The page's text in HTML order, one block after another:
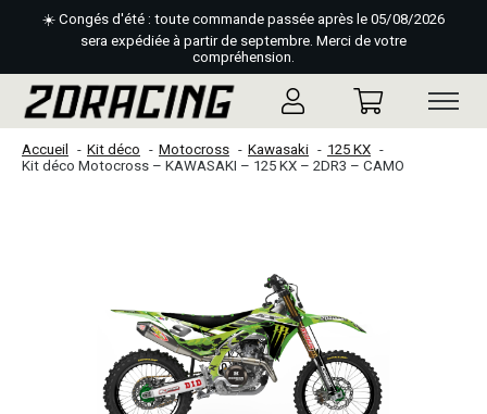
☀️ Congés d'été : toute commande passée après le 05/08/2026
sera expédiée à partir de septembre. Merci de votre
compréhension.
Accueil Kit déco Motocross Kawasaki
125 KX
Kit déco Motocross – KAWASAKI – 125 KX – 2DR3 – CAMO